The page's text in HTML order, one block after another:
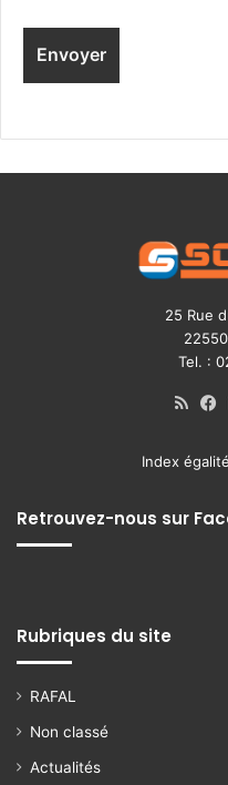
25 Rue
Tel. :
RSS
Index
Retrouvez-nous sur
Rubriques du site
RAFAL
Non classé
Actualités